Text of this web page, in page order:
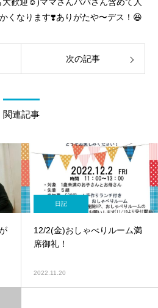
歓迎☺️)ママさんパパさん含めて人
くなります❣️ありがたや〜デス！😆
次の記事
関連記事
日記
12/2(金)おしゃべりルーム満
席御礼！
2022.11.20